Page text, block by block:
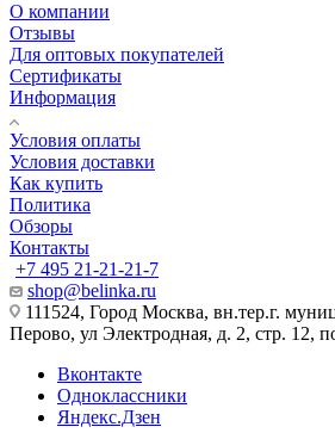
О компании
Отзывы
Для оптовых покупателей
Сертификаты
Информация
Условия оплаты
Условия доставки
Как купить
Политика
Обзоры
Контакты
+7 495 21-21-21-7
shop@belinka.ru
111524, Город Москва, вн.тер.г.
Перово, ул Электродная, д. 2, стр. 12,
Вконтакте
Одноклассники
Яндекс.Дзен